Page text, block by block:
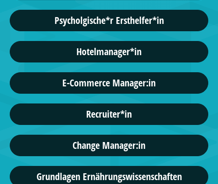
Psycholgische*r Ersthelfer*in
Hotelmanager*in
E-Commerce Manager:in
Recruiter*in
Change Manager:in
Grundlagen Ernährungswissenschaften